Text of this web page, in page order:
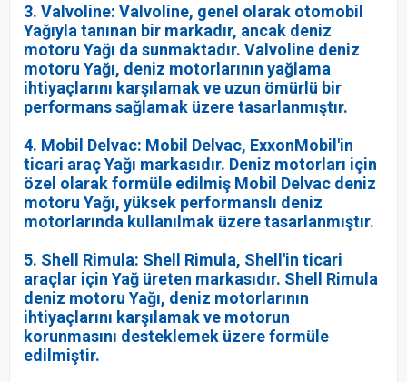
3. Valvoline: Valvoline, genel olarak otomobil
Yağıyla tanınan bir markadır, ancak deniz
motoru Yağı da sunmaktadır. Valvoline deniz
motoru Yağı, deniz motorlarının yağlama
ihtiyaçlarını karşılamak ve uzun ömürlü bir
performans sağlamak üzere tasarlanmıştır.
4. Mobil Delvac: Mobil Delvac, ExxonMobil'in
ticari araç Yağı markasıdır. Deniz motorları için
özel olarak formüle edilmiş Mobil Delvac deniz
motoru Yağı, yüksek performanslı deniz
motorlarında kullanılmak üzere tasarlanmıştır.
5. Shell Rimula: Shell Rimula, Shell'in ticari
araçlar için Yağ üreten markasıdır. Shell Rimula
deniz motoru Yağı, deniz motorlarının
ihtiyaçlarını karşılamak ve motorun
korunmasını desteklemek üzere formüle
edilmiştir.